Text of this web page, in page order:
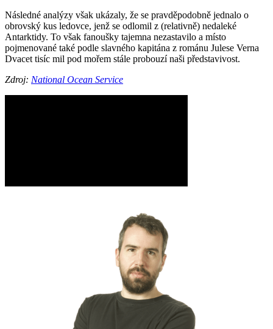
Následné analýzy však ukázaly, že se pravděpodobně jednalo o
obrovský kus ledovce, jenž se odlomil z (relativně) nedaleké
Antarktidy. To však fanoušky tajemna nezastavilo a místo
pojmenované také podle slavného kapitána z románu Julese Verna
Dvacet tisíc mil pod mořem stále probouzí naši představivost.
Zdroj: National Ocean Service